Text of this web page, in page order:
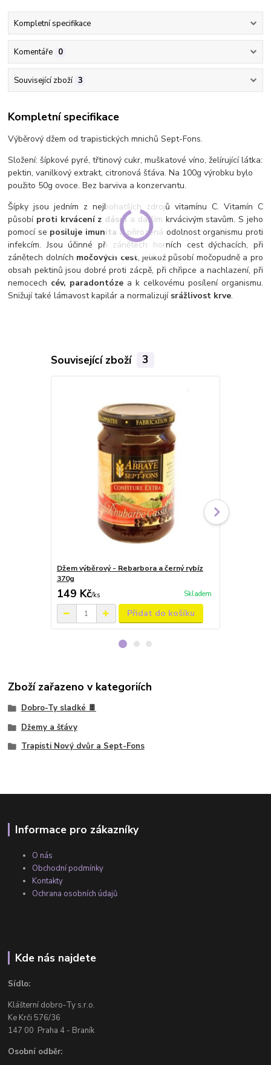
Kompletní specifikace
Komentáře 0
Související zboží 3
Kompletní specifikace
Výběrový džem od trapistických mnichů Sept-Fons.
Složení: šípkové pyré, třtinový cukr, muškatové víno, želírující látka:
pektin, vanilkový extrakt, citronová šťáva. Na 100g výrobku bylo
použito 50g ovoce. Bez barviva a konzervantu.
Šípky jsou jedním z nejbohatších zdrojů vitamínu C. Vitamín C
působíproti krvácení z dásnía dalším krvácivým stavům. S jeho
pomocí se posiluje imunita a přirozená odolnost organismu proti
infekcím. Jsou účinné při zánětech horních cest dýchacích, při
zánětech dolních močových cest, jelikož působí močopudně a pro
obsah pektinů jsou dobré proti zácpě, při chřipce a nachlazení, při
nemocech cév, paradontóze a k celkovému posílení organismu.
Snižují také lámavost kapilár a normalizují srážlivost krve.
Související zboží 3
Džem výběrový - Rebarbora a černý rybíz
370g
149 Kč/ks Skladem
Přidat do košíku
Zboží zařazeno v kategoriích
Dobro-Ty sladké 🍫
Džemy a šťávy
Trapisti Nový dvůr a Sept-Fons
Informace pro zákazníky
O nás
Obchodní podmínky
Kontakty
Ochrana osobních údajů
Kde nás najdete
Sídlo:
Klášterní dobro-Ty s.r.o.
Ke Krči 576/36
147 00 Praha 4 - Braník
Osobní odběr: